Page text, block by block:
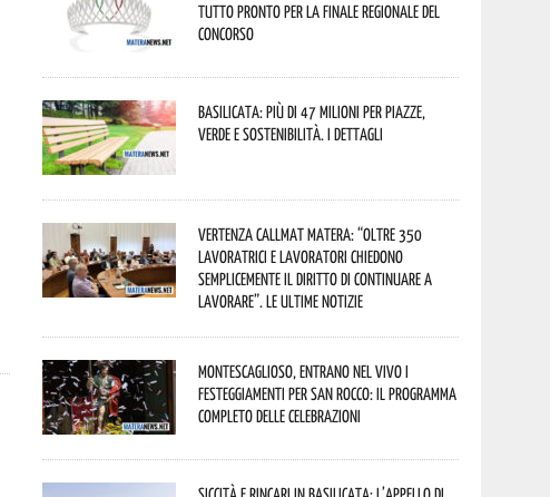
tutto pronto per la finale regionale del
concorso
Basilicata: più di 47 milioni per piazze,
verde e sostenibilità. I dettagli
Vertenza CallMat Matera: “Oltre 350
lavoratrici e lavoratori chiedono
semplicemente il diritto di continuare a
lavorare”. Le ultime notizie
Montescaglioso, entrano nel vivo i
festeggiamenti per San Rocco: il programma
completo delle celebrazioni